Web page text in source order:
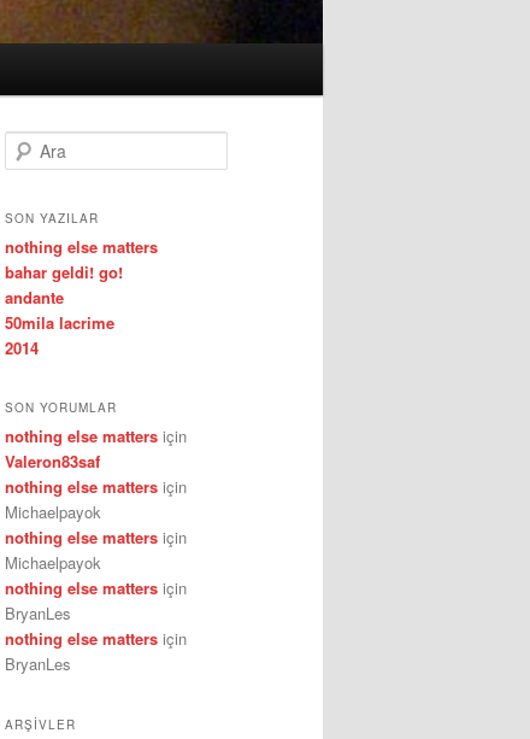
r
SON YAZILAR
nothing else matters
bahar geldi! go!
andante
50mila lacrime
2014
SON YORUMLAR
nothing else matters için
Valeron83saf
nothing else matters için
Michaelpayok
nothing else matters için
Michaelpayok
nothing else matters için
BryanLes
nothing else matters için
BryanLes
ARŞIVLER